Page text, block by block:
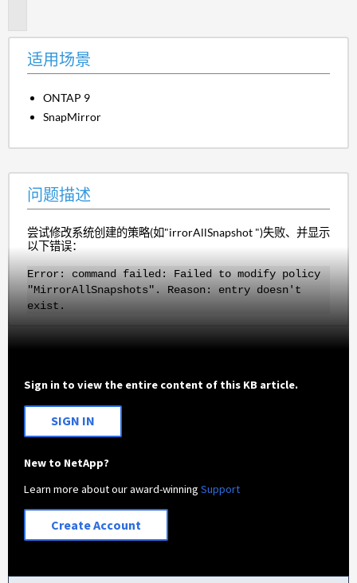
适用场景
ONTAP 9
SnapMirror
问题描述
尝试修改系统创建的策略(如"irrorAllSnapshot ")失败、并显示
以下错误：
Error: command failed: Failed to modify policy
"MirrorAllSnapshots". Reason: entry doesn't
exist.
Sign in to view the entire content of this KB article.
SIGN IN
New to NetApp?
Learn more about our award-winningSupport
Create Account